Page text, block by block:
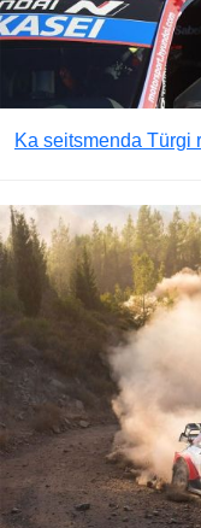
Ka seitsmenda